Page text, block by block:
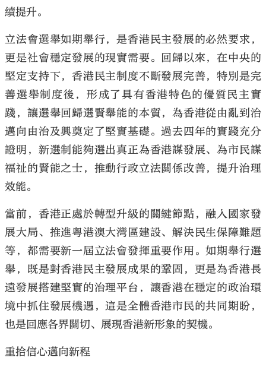
續提升。
立法會選舉如期舉行，是香港民主發展的必然要求，
更是社會穩定發展的現實需要。回歸以來，在中央的
堅定支持下，香港民主制度不斷發展完善，特別是完
善選舉制度後，形成了具有香港特色的優質民主實
踐，讓選舉回歸選賢舉能的本質，為香港從由亂到治
邁向由治及興奠定了堅實基礎。過去四年的實踐充分
證明，新選制能夠選出真正為香港謀發展、為市民謀
福祉的賢能之士，推動行政立法關係改善，提升治理
效能。
當前，香港正處於轉型升級的關鍵節點，融入國家發
展大局、推進粵港澳大灣區建設、解決民生保障難題
等，都需要新一屆立法會發揮重要作用。如期舉行選
舉，既是對香港民主發展成果的鞏固，更是為香港長
遠發展搭建堅實的治理平台，讓香港在穩定的政治環
境中抓住發展機遇，這是全體香港市民的共同期盼，
也是回應各界關切、展現香港新形象的契機。
重拾信心邁向新程